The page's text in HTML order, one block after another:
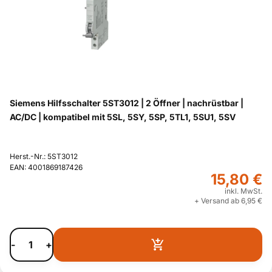
Siemens Hilfsschalter 5ST3012 | 2 Öffner | nachrüstbar |
AC/DC | kompatibel mit 5SL, 5SY, 5SP, 5TL1, 5SU1, 5SV
Herst.-Nr.: 5ST3012
EAN: 4001869187426
15,80 €
inkl. MwSt.
+ Versand ab 6,95 €
- +